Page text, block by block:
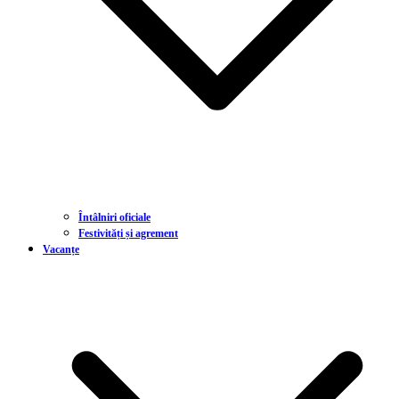
Întâlniri oficiale
Festivități și agrement
Vacanțe